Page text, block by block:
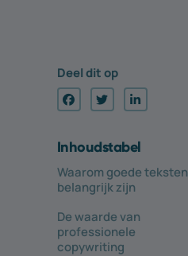
Deel dit op
Inhouds­tabel
Waarom goede teksten
belangrijk zijn
De waarde van
professionele
copywriting